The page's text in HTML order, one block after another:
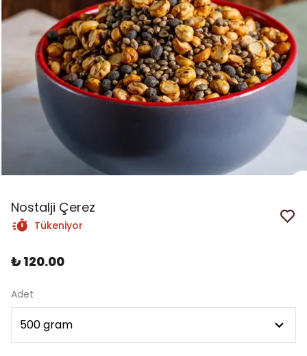
Nostalji Çerez
Tükeniyor
₺ 120.00
Adet